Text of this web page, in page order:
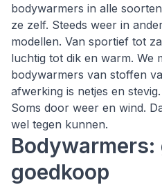
bodywarmers in alle
ze zelf. Steeds weer in
modellen. Van sportief tot
luchtig tot dik en warm. We
bodywarmers van stoffen
afwerking is netjes en
Soms door weer en wind.
wel tegen kunnen.
Bodywarmers:
goedkoop